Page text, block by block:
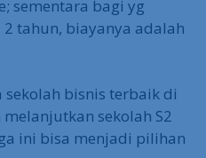
sementara bagi yg
tahun, biayanya adalah
bisnis terbaik di
sekolah S2
ini bisa menjadi pilihan